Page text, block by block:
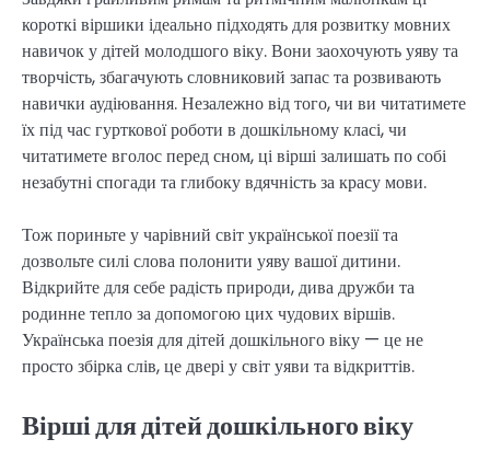
короткі віршики ідеально підходять для розвитку мовних
навичок у дітей молодшого віку. Вони заохочують уяву та
творчість, збагачують словниковий запас та розвивають
навички аудіювання. Незалежно від того, чи ви читатимете
їх під час гурткової роботи в дошкільному класі, чи
читатимете вголос перед сном, ці вірші залишать по собі
незабутні спогади та глибоку вдячність за красу мови.
Тож пориньте у чарівний світ української поезії та
дозвольте силі слова полонити уяву вашої дитини.
Відкрийте для себе радість природи, дива дружби та
родинне тепло за допомогою цих чудових віршів.
Українська поезія для дітей дошкільного віку — це не
просто збірка слів, це двері у світ уяви та відкриттів.
Вірші для дітей дошкільного віку